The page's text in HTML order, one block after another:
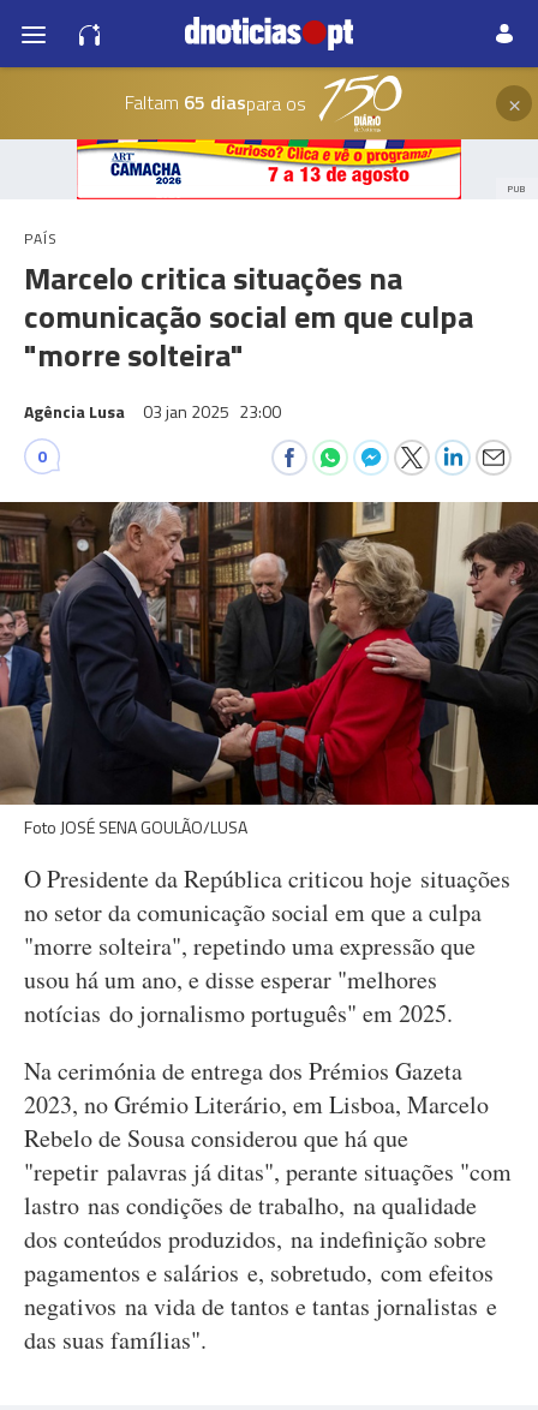
Faltam 65 diaspara os ×
PUB
PAÍS
Marcelo critica situações na
comunicação social em que culpa
"morre solteira"
Agência Lusa 03 jan 2025 23:00
0
Foto JOSÉ SENA GOULÃO/LUSA
O Presidente da República criticou hoje situações
no setor da comunicação social em que a culpa
"morre solteira", repetindo uma expressão que
usou há um ano, e disse esperar "melhores
notícias do jornalismo português" em 2025.
Na cerimónia de entrega dos Prémios Gazeta
2023, no Grémio Literário, em Lisboa, Marcelo
Rebelo de Sousa considerou que há que
"repetir palavras já ditas", perante situações "com
lastro nas condições de trabalho, na qualidade
dos conteúdos produzidos, na indefinição sobre
pagamentos e salários e, sobretudo, com efeitos
negativos na vida de tantos e tantas jornalistas e
das suas famílias".